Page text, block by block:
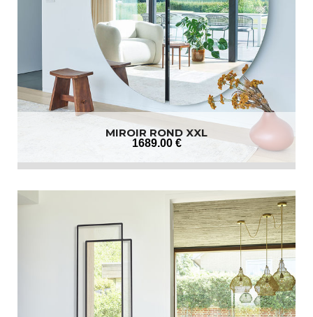
MIROIR ROND XXL
1689.00 €